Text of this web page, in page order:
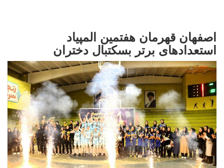
اصفهان قهرمان هفتمین المپیاد
استعدادهای برتر بسکتبال دختران